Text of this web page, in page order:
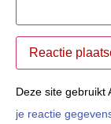
Deze site gebruikt
je reactie